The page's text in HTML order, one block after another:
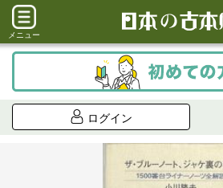
メニュー
ログイン